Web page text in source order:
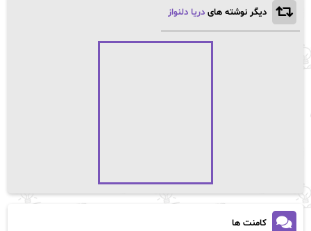
دیگر نوشته های دریا دلنواز
کامنت ها